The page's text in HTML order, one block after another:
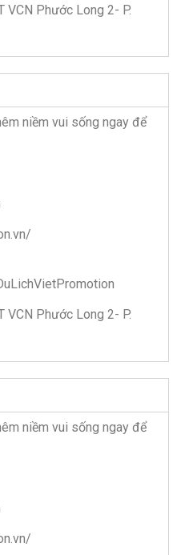
VCN Phước Long 2- P.
niềm vui sống ngay để
VCN Phước Long 2- P.
niềm vui sống ngay để